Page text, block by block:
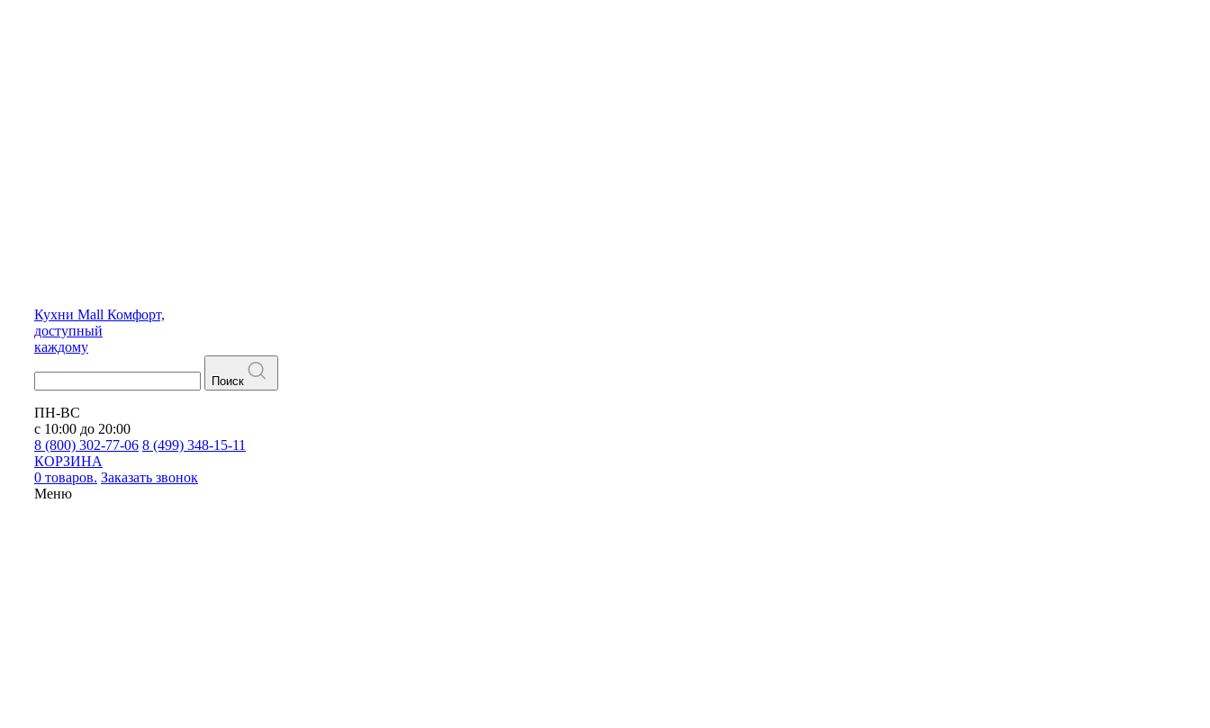
Кухни Mall Комфорт,
доступный
каждому
Поиск
ПН-ВС
с 10:00 до 20:00
8 (800) 302-77-06 8 (499) 348-15-11
КОРЗИНА
0 товаров. Заказать звонок
Меню